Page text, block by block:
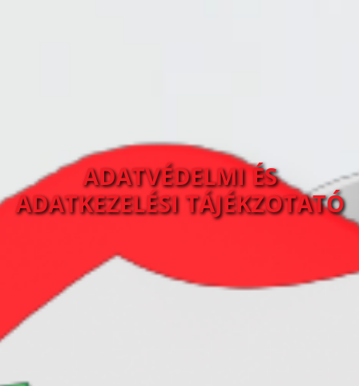
ADATVÉDELMI ÉS
ADATKEZELÉSI TÁJÉKZOTATÓ